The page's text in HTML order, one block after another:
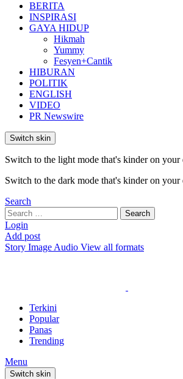
BERITA
INSPIRASI
GAYA HIDUP
Hikmah
Yummy
Fesyen+Cantik
HIBURAN
POLITIK
ENGLISH
VIDEO
PR Newswire
Switch skin
Switch to the light mode that's kinder on your
Switch to the dark mode that's kinder on your
Search
Search
for:
Search
Login
Add post
Story Image Audio View all formats
Terkini
Popular
Panas
Trending
Menu
Switch skin